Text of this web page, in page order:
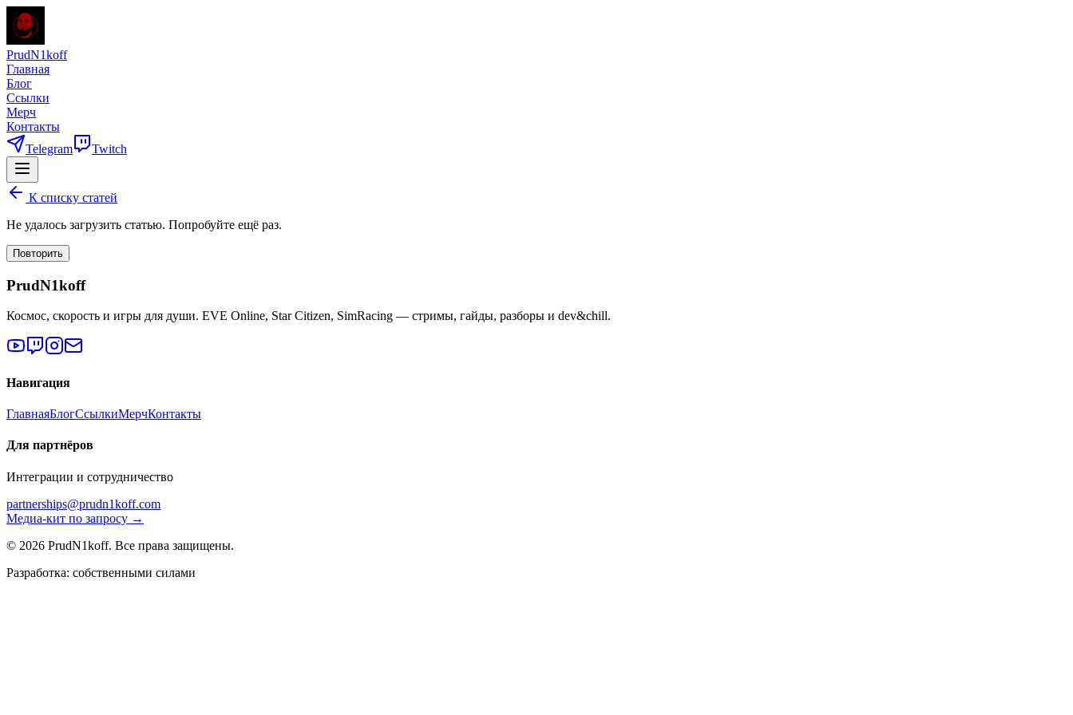
PrudN1koff
Главная
Блог
Ссылки
Мерч
Контакты
Telegram
Twitch
К списку статей
Не удалось загрузить статью. Попробуйте ещё раз.
Повторить
PrudN1koff
Космос, скорость и игры для души. EVE Online, Star Citizen, SimRacing — стримы, гайды, разборы и dev&chill.
Навигация
ГлавнаяБлогСсылкиМерчКонтакты
Для партнёров
Интеграции и сотрудничество
partnerships@prudn1koff.com
Медиа-кит по запросу →
© 2026 PrudN1koff. Все права защищены.
Разработка: собственными силами